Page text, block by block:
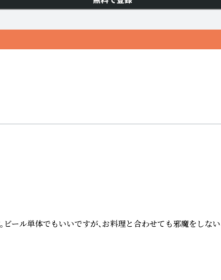
ル単体でもいいですが、お料理と合わせても邪魔をし